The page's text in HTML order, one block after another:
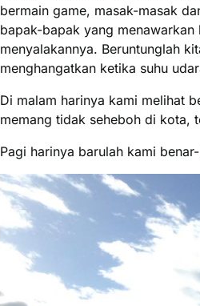
bermain game, masak-masak
bapak-bapak yang
menyalakannya. Beruntunglah
menghangatkan ketika suhu
Di malam harinya kami melihat
memang tidak seheboh di kota,
Pagi harinya barulah kami